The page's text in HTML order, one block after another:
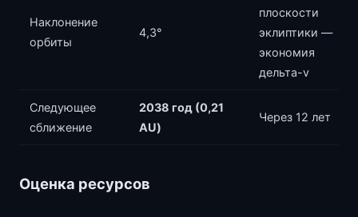
Наклонение
орбиты
4,3°
плоскости
эклиптики —
экономия
дельта-v
Следующее
сближение
2038 год (0,21
AU)
Через 12 лет
Оценка ресурсов